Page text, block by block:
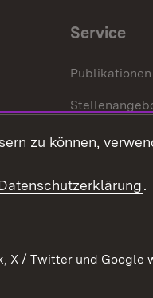
Service
Publikationen
Kontakt
zu können,
.
/ Twitter und Google